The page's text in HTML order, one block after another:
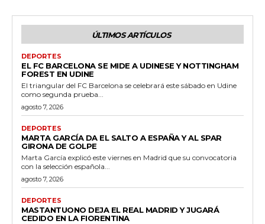
ÚLTIMOS ARTÍCULOS
DEPORTES
EL FC BARCELONA SE MIDE A UDINESE Y NOTTINGHAM
FOREST EN UDINE
El triangular del FC Barcelona se celebrará este sábado en Udine
como segunda prueba...
agosto 7, 2026
DEPORTES
MARTA GARCÍA DA EL SALTO A ESPAÑA Y AL SPAR
GIRONA DE GOLPE
Marta García explicó este viernes en Madrid que su convocatoria
con la selección española...
agosto 7, 2026
DEPORTES
MASTANTUONO DEJA EL REAL MADRID Y JUGARÁ
CEDIDO EN LA FIORENTINA